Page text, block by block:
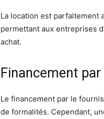
La location est parfaitement
permettant aux entreprises
achat.
Financement
Le financement par le
de formalités. Cependant,